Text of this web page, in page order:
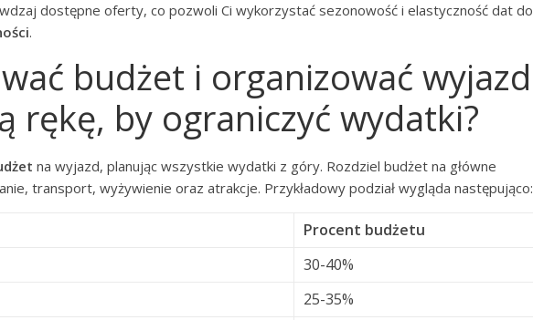
dostępne oferty, co pozwoli Ci wykorzystać sezonowość i elastyczność dat do
.
budżet i organizować wyjazd
rękę, by ograniczyć wydatki?
na wyjazd, planując wszystkie wydatki z góry. Rozdziel budżet na główne
transport, wyżywienie oraz atrakcje. Przykładowy podział wygląda następująco:
Procent budżetu
30-40%
25-35%